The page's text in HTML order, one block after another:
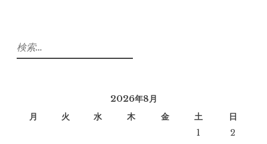
検
索:
2026年8月
月
火 水 木 金 土
日
1
2